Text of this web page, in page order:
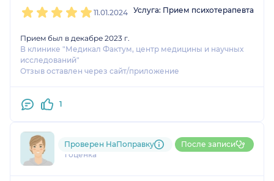
11.01.2024 Услуга: Прием психотерапевта
Прием был в декабре 2023 г.
В клинике "Медикал Фактум, центр медицины и научных
исследований"
Отзыв оставлен через сайт/приложение
1
799....@....ru
1 оценка
Проверен НаПоправку После записи